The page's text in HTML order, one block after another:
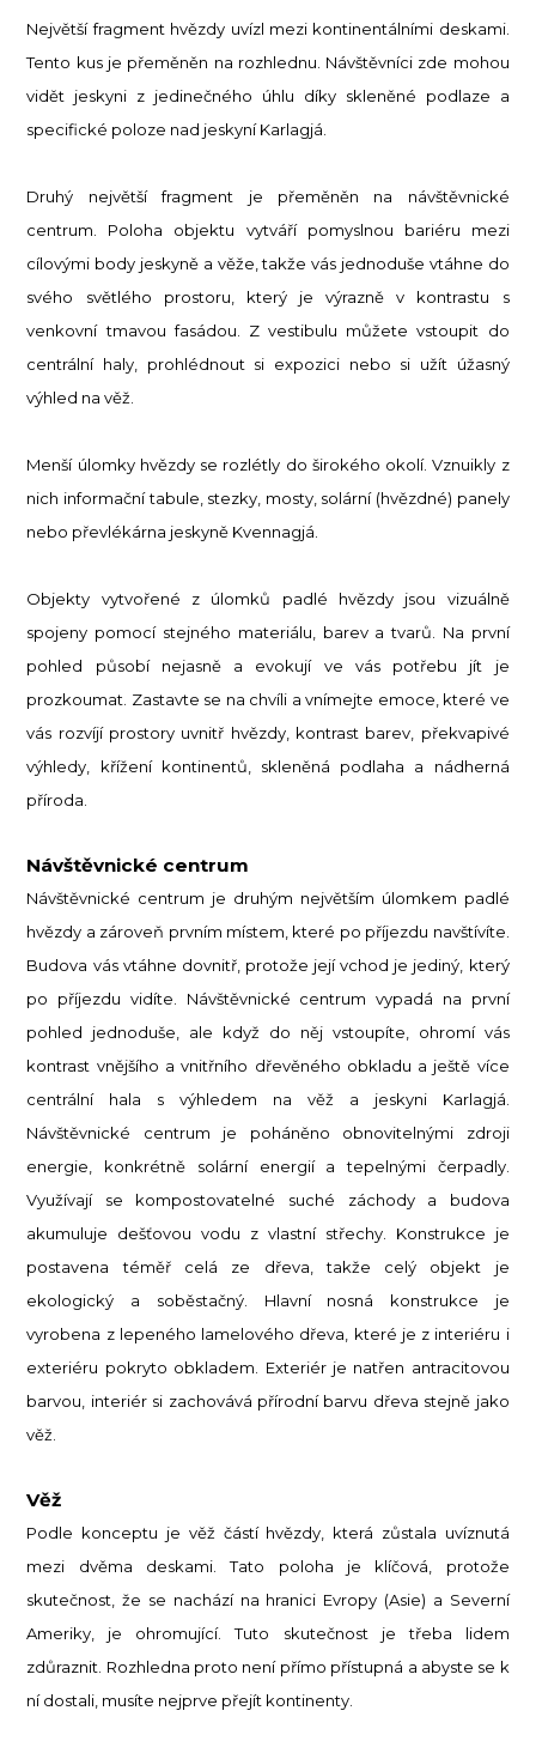
Největší fragment hvězdy uvízl mezi kontinentálními deskami.
Tento kus je přeměněn na rozhlednu. Návštěvníci zde mohou
vidět jeskyni z jedinečného úhlu díky skleněné podlaze a
specifické poloze nad jeskyní Karlagjá.
Druhý největší fragment je přeměněn na návštěvnické
centrum. Poloha objektu vytváří pomyslnou bariéru mezi
cílovými body jeskyně a věže, takže vás jednoduše vtáhne do
svého světlého prostoru, který je výrazně v kontrastu s
venkovní tmavou fasádou. Z vestibulu můžete vstoupit do
centrální haly, prohlédnout si expozici nebo si užít úžasný
výhled na věž.
Menší úlomky hvězdy se rozlétly do širokého okolí. Vznuikly z
nich informační tabule, stezky, mosty, solární (hvězdné) panely
nebo převlékárna jeskyně Kvennagjá.
Objekty vytvořené z úlomků padlé hvězdy jsou vizuálně
spojeny pomocí stejného materiálu, barev a tvarů. Na první
pohled působí nejasně a evokují ve vás potřebu jít je
prozkoumat. Zastavte se na chvíli a vnímejte emoce, které ve
vás rozvíjí prostory uvnitř hvězdy, kontrast barev, překvapivé
výhledy, křížení kontinentů, skleněná podlaha a nádherná
příroda.
Návštěvnické centrum
Návštěvnické centrum je druhým největším úlomkem padlé
hvězdy a zároveň prvním místem, které po příjezdu navštívíte.
Budova vás vtáhne dovnitř, protože její vchod je jediný, který
po příjezdu vidíte. Návštěvnické centrum vypadá na první
pohled jednoduše, ale když do něj vstoupíte, ohromí vás
kontrast vnějšího a vnitřního dřevěného obkladu a ještě více
centrální hala s výhledem na věž a jeskyni Karlagjá.
Návštěvnické centrum je poháněno obnovitelnými zdroji
energie, konkrétně solární energií a tepelnými čerpadly.
Využívají se kompostovatelné suché záchody a budova
akumuluje dešťovou vodu z vlastní střechy. Konstrukce je
postavena téměř celá ze dřeva, takže celý objekt je
ekologický a soběstačný. Hlavní nosná konstrukce je
vyrobena z lepeného lamelového dřeva, které je z interiéru i
exteriéru pokryto obkladem. Exteriér je natřen antracitovou
barvou, interiér si zachovává přírodní barvu dřeva stejně jako
věž.
Věž
Podle konceptu je věž částí hvězdy, která zůstala uvíznutá
mezi dvěma deskami. Tato poloha je klíčová, protože
skutečnost, že se nachází na hranici Evropy (Asie) a Severní
Ameriky, je ohromující. Tuto skutečnost je třeba lidem
zdůraznit. Rozhledna proto není přímo přístupná a abyste se k
ní dostali, musíte nejprve přejít kontinenty.